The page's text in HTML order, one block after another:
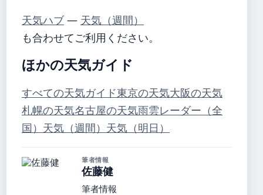
天気ハブ— 天気（週間）
も合わせてご利用ください。
ほかの天気ガイド
すべての天気ガイド東京の天気大阪の天気
札幌の天気名古屋の天気雨雲レーダー（全
国） 天気（週間） 天気（明日）
筆者情報
佐藤健
筆者情報